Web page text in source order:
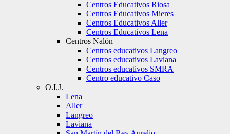
Centros Educativos Riosa
Centros Educativos Mieres
Centros Educativos Aller
Centros Educativos Lena
Centros Nalón
Centros educativos Langreo
Centros educativos Laviana
Centros educativos SMRA
Centro educativo Caso
O.I.J.
Lena
Aller
Langreo
Laviana